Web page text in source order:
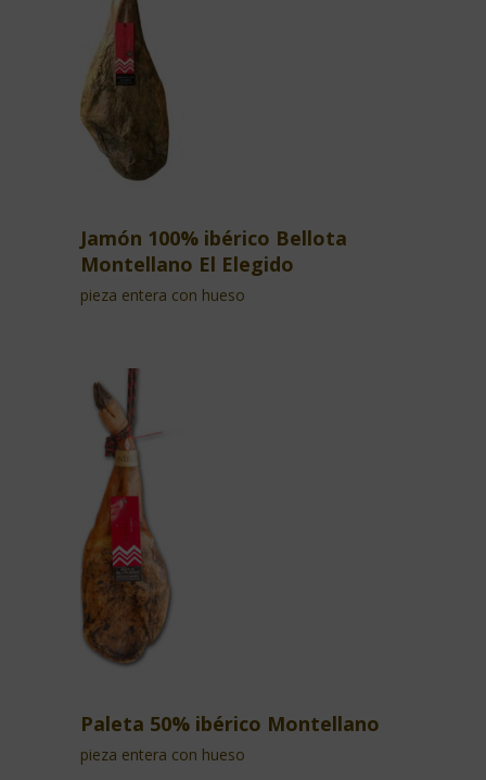
Jamón 100% ibérico Bellota
Montellano El Elegido
pieza entera con hueso
Paleta 50% ibérico Montellano
pieza entera con hueso